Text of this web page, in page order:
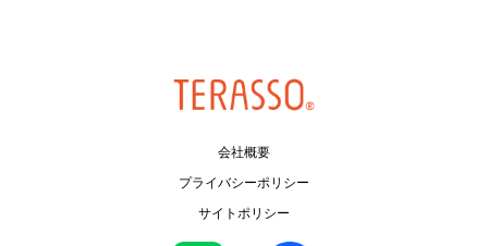
会社概要
プライバシーポリシー
サイトポリシー